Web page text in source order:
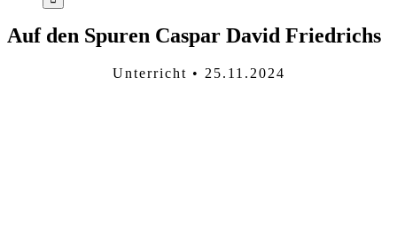
Auf den Spuren Caspar David Friedrichs
Unterricht • 25.11.2024